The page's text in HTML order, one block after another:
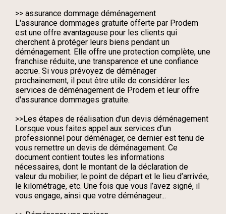
>> assurance dommage déménagement
L'assurance dommages gratuite offerte par Prodem
est une offre avantageuse pour les clients qui
cherchent à protéger leurs biens pendant un
déménagement. Elle offre une protection complète, une
franchise réduite, une transparence et une confiance
accrue. Si vous prévoyez de déménager
prochainement, il peut être utile de considérer les
services de déménagement de Prodem et leur offre
d'assurance dommages gratuite.
>>Les étapes de réalisation d'un devis déménagement
Lorsque vous faites appel aux services d’un
professionnel pour déménager, ce dernier est tenu de
vous remettre un devis de déménagement. Ce
document contient toutes les informations
nécessaires, dont le montant de la déclaration de
valeur du mobilier, le point de départ et le lieu d’arrivée,
le kilométrage, etc. Une fois que vous l’avez signé, il
vous engage, ainsi que votre déménageur...